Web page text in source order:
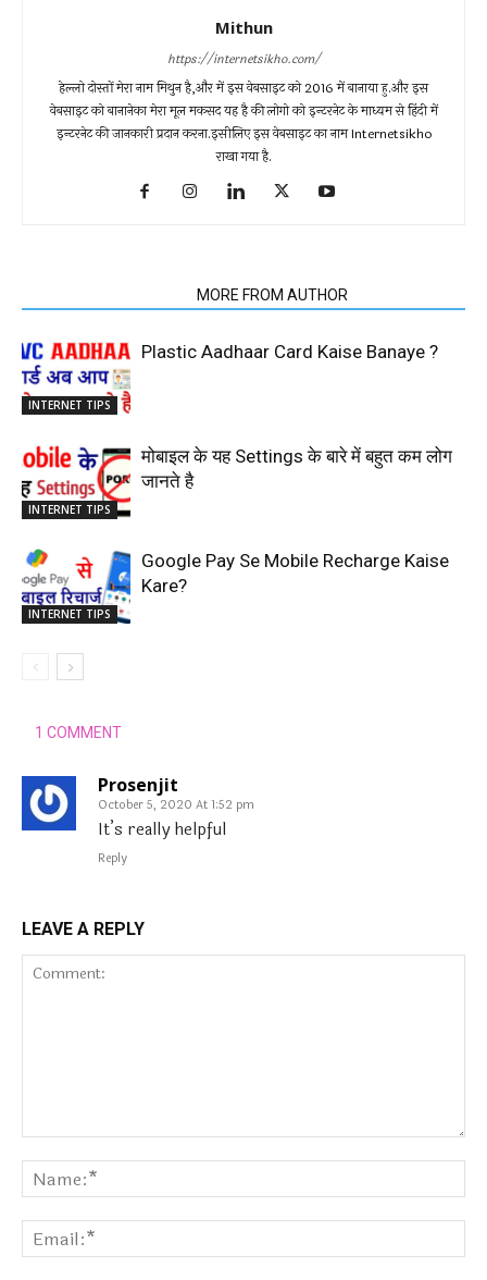
Mithun
https://internetsikho.com/
हेल्लो दोस्तों मेरा नाम मिथुन है,और में इस वेबसाइट को 2016 में बानाया हु.और इस
वेबसाइट को बानानेका मेरा मूल मकसद यह है की लोगो को इन्टरनेट के माध्यम से हिंदी में
इन्टरनेट की जानकारी प्रदान करना.इसीलिए इस वेबसाइट का नाम Internetsikho
राखा गया है.
MORE FROM AUTHOR
INTERNET TIPS
Plastic Aadhaar Card Kaise Banaye ?
INTERNET TIPS
मोबाइल के यह Settings के बारे में बहुत कम लोग
जानते है
INTERNET TIPS
Google Pay Se Mobile Recharge Kaise
Kare?
1 COMMENT
Prosenjit
October 5, 2020 At 1:52 pm
It’s really helpful
Reply
LEAVE A REPLY